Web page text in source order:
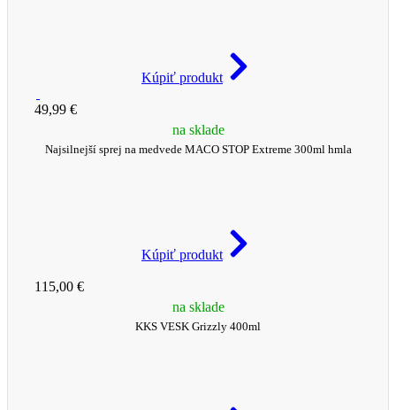
Kúpiť produkt
49,99 €
na sklade
Najsilnejší sprej na medvede MACO STOP Extreme 300ml hmla
Kúpiť produkt
115,00 €
na sklade
KKS VESK Grizzly 400ml